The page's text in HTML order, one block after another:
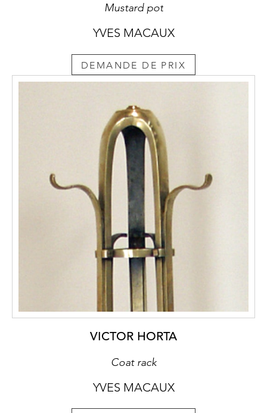
Mustard pot
YVES MACAUX
DEMANDE DE PRIX
VICTOR HORTA
Coat rack
YVES MACAUX